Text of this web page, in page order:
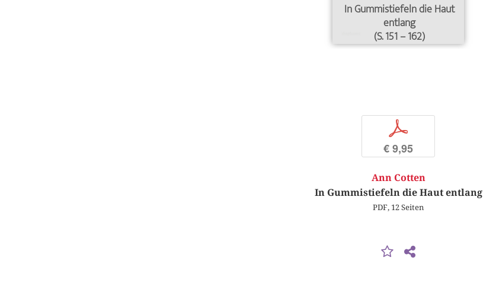
In Gummistiefeln die Haut
entlang
(S. 151 – 162)
p
€ 9,95
Ann Cotten
In Gummistiefeln die Haut entlang
PDF, 12 Seiten